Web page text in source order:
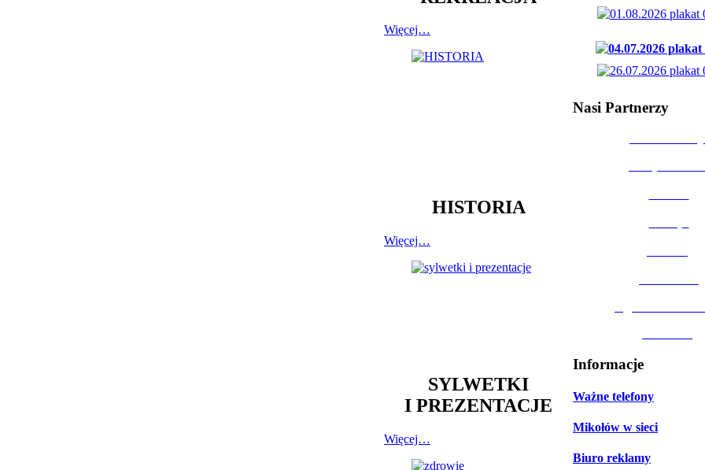
Więcej…
HISTORIA
Więcej…
SYLWETKI
I PREZENTACJE
Więcej…
Nasi Partnerzy
Informacje
Ważne telefony
Mikołów w sieci
Biuro reklamy